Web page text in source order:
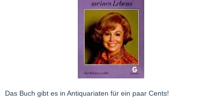
Das Buch gibt es in Antiquariaten für ein paar Cents!